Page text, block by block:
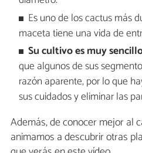
Es uno de los cactus más
maceta tiene una vida de
Su cultivo es muy
que algunos de sus
razón aparente, por lo que
sus cuidados y eliminar las
Además, de conocer mejor al
animamos a descubrir otras